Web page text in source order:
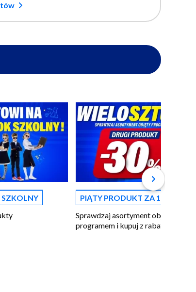
PIĄTY PRODUKT ZA 1 ZŁ
Sprawdzaj asortyment objęty
programem i kupuj z rabatem